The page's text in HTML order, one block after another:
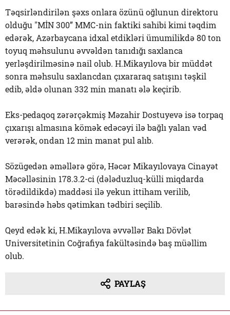
Təqsirləndirilən şəxs onlara özünü oğlunun direktoru
olduğu "MİN 300” MMC-nin faktiki sahibi kimi təqdim
edərək, Azərbaycana idxal etdikləri ümumilikdə 80 ton
toyuq məhsulunu əvvəldən tanıdığı saxlanca
yerləşdirilməsinə nail olub. H.Mikayılova bir müddət
sonra məhsulu saxlancdan çıxararaq satışını təşkil
edib, əldə olunan 332 min manatı ələ keçirib.
Eks-pedaqoq zərərçəkmiş Məzahir Dostuyevə isə torpaq
çıxarışı almasına kömək edəcəyi ilə bağlı yalan vəd
verərək, ondan 12 min manat pul alıb.
Sözügedən əməllərə görə, Həcər Mikayılovaya Cinayət
Məcəlləsinin 178.3.2-ci (dələduzluq-külli miqdarda
törədildikdə) maddəsi ilə yekun ittiham verilib,
barəsində həbs qətimkan tədbiri seçilib.
Qeyd edək ki, H.Mikayılova əvvəllər Bakı Dövlət
Universitetinin Coğrafiya fakültəsində baş müəllim
olub.
PAYLAŞ